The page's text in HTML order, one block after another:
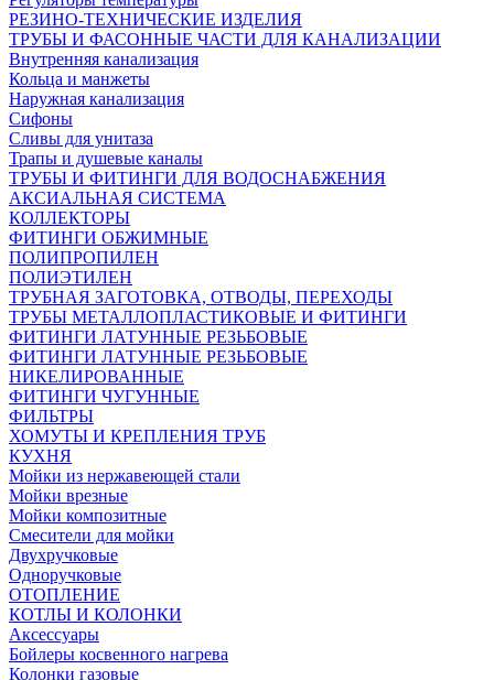
РЕЗИНО-ТЕХНИЧЕСКИЕ ИЗДЕЛИЯ
ТРУБЫ И ФАСОННЫЕ ЧАСТИ ДЛЯ КАНАЛИЗАЦИИ
Внутренняя канализация
Кольца и манжеты
Наружная канализация
Сифоны
Сливы для унитаза
Трапы и душевые каналы
ТРУБЫ И ФИТИНГИ ДЛЯ ВОДОСНАБЖЕНИЯ
АКСИАЛЬНАЯ СИСТЕМА
КОЛЛЕКТОРЫ
ФИТИНГИ ОБЖИМНЫЕ
ПОЛИПРОПИЛЕН
ПОЛИЭТИЛЕН
ТРУБНАЯ ЗАГОТОВКА, ОТВОДЫ, ПЕРЕХОДЫ
ТРУБЫ МЕТАЛЛОПЛАСТИКОВЫЕ И ФИТИНГИ
ФИТИНГИ ЛАТУННЫЕ РЕЗЬБОВЫЕ
ФИТИНГИ ЛАТУННЫЕ РЕЗЬБОВЫЕ
НИКЕЛИРОВАННЫЕ
ФИТИНГИ ЧУГУННЫЕ
ФИЛЬТРЫ
ХОМУТЫ И КРЕПЛЕНИЯ ТРУБ
КУХНЯ
Мойки из нержавеющей стали
Мойки врезные
Мойки композитные
Смесители для мойки
Двухручковые
Одноручковые
ОТОПЛЕНИЕ
КОТЛЫ И КОЛОНКИ
Аксессуары
Бойлеры косвенного нагрева
Колонки газовые